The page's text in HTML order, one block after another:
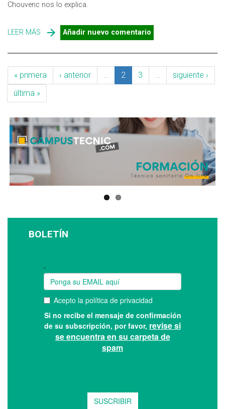
Chouvenc nos lo explica.
LEER MÁS SOBRE LA COMPLEJA TRAYECTORIA VITAL DE LAS
COLONIAS DE TERMITAS
Añadir nuevo comentario
« primera ‹ anterior 2 3
siguiente ›
última »
BOLETÍN